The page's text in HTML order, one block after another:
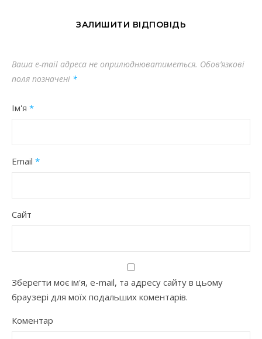
ЗАЛИШИТИ ВІДПОВІДЬ
Ваша e-mail адреса не оприлюднюватиметься. Обов’язкові
поля позначені *
Ім'я *
Email *
Сайт
Зберегти моє ім'я, e-mail, та адресу сайту в цьому
браузері для моїх подальших коментарів.
Коментар